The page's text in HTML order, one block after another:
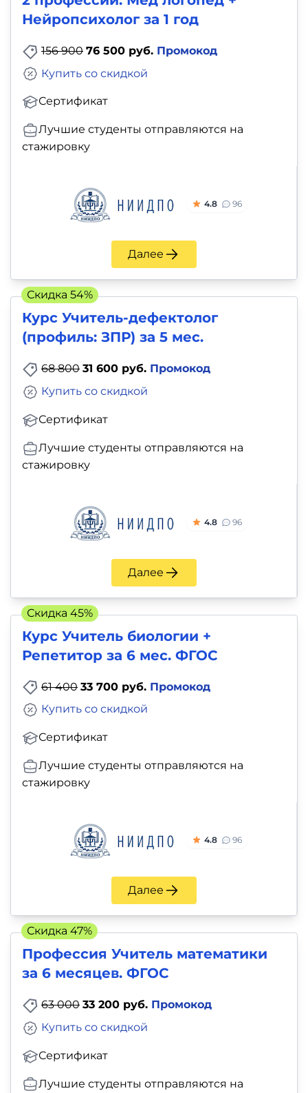
Нейропсихолог за 1 год
156 900 76 500 руб. Промокод
Сертификат
Купить со скидкой
Лучшие студенты отправляются на
стажировку
4.8 96
Далее
Курс Учитель-дефектолог
(профиль: ЗПР) за 5 мес.
68 800 31 600 руб. Промокод
Сертификат
Купить со скидкой
Лучшие студенты отправляются на
стажировку
4.8 96
Далее
Скидка 54%
Курс Учитель биологии +
Репетитор за 6 мес. ФГОС
61 400 33 700 руб. Промокод
Сертификат
Купить со скидкой
Лучшие студенты отправляются на
стажировку
4.8 96
Далее
Скидка 45%
Профессия Учитель математики
за 6 месяцев. ФГОС
63 000 33 200 руб. Промокод
Сертификат
Купить со скидкой
Лучшие студенты отправляются на
Скидка 47%